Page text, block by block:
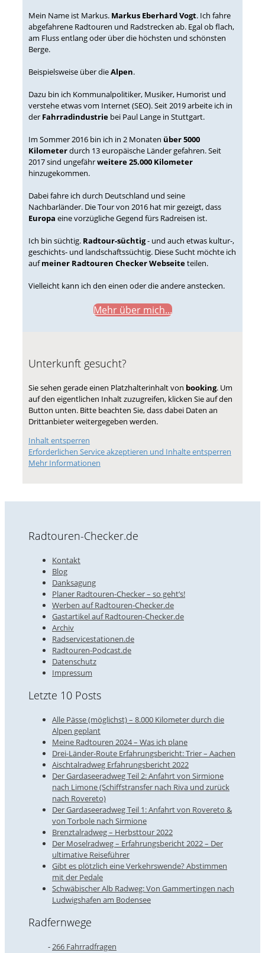
Mein Name ist Markus. Markus Eberhard Vogt. Ich fahre
abgefahrene Radtouren und Radstrecken ab. Egal ob flach,
am Fluss entlang oder über die höchsten und schönsten
Berge.
Beispielsweise über dieAlpen.
Dazu bin ich Kommunalpolitiker, Musiker, Humorist und
verstehe etwas vom Internet (SEO). Seit 2019 arbeite ich in
der Fahrradindustrie bei Paul Lange in Stuttgart.
Im Sommer 2016 bin ich in 2 Monaten über 5000
Kilometerdurch 13 europäische Länder gefahren. Seit
2017 sind ungefährweitere 25.000 Kilometer
hinzugekommen.
Dabei fahre ich durch Deutschland und seine
Nachbarländer. Die Tour von 2016 hat mir gezeigt, dass
Europa eine vorzügliche Gegend fürs Radreisen ist.
Ich bin süchtig. Radtour-süchtig- und auch etwas kultur-,
geschichts- und landschaftssüchtig. Diese Sucht möchte ich
aufmeiner Radtouren Checker Webseiteteilen.
Vielleicht kann ich den einen oder die andere anstecken.
Mehr über mich...
Unterkunft gesucht?
Sie sehen gerade einen Platzhalterinhalt von booking. Um
auf den eigentlichen Inhalt zuzugreifen, klicken Sie auf den
Button unten. Bitte beachten Sie, dass dabei Daten an
Drittanbieter weitergegeben werden.
Inhalt entsperren
Erforderlichen Service akzeptieren und Inhalte entsperren
Mehr Informationen
Radtouren-Checker.de
Kontakt
Blog
Danksagung
Planer Radtouren-Checker – so geht’s!
Werben auf Radtouren-Checker.de
Gastartikel auf Radtouren-Checker.de
Archiv
Radservicestationen.de
Radtouren-Podcast.de
Datenschutz
Impressum
Letzte 10 Posts
Alle Pässe (möglichst) – 8.000 Kilometer durch die
Alpen geplant
Meine Radtouren 2024 – Was ich plane
Drei-Länder-Route Erfahrungsbericht: Trier – Aachen
Aischtalradweg Erfahrungsbericht 2022
Der Gardaseeradweg Teil 2: Anfahrt von Sirmione
nach Limone (Schiffstransfer nach Riva und zurück
nach Rovereto)
Der Gardaseeradweg Teil 1: Anfahrt von Rovereto &
von Torbole nach Sirmione
Brenztalradweg – Herbsttour 2022
Der Moselradweg – Erfahrungsbericht 2022 – Der
ultimative Reiseführer
Gibt es plötzlich eine Verkehrswende? Abstimmen
mit der Pedale
Schwäbischer Alb Radweg: Von Gammertingen nach
Ludwigshafen am Bodensee
Radfernwege
266 Fahrradfragen